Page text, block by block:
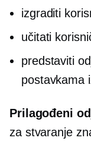
izgraditi
učitati
predstaviti
postavkama
Prilagođeni
za stvaranje